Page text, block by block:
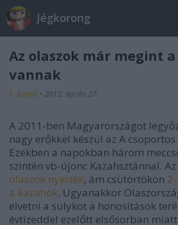
Jégkorong
Az olaszok már megint
vannak
F. Kapus • 2012. április 27.
A 2011-ben Magyarországot
nagy erőkkel készül az A
Ezekben a napokban három
szintén vb-újonc Kazahsztánnal.
olaszok nyerték, ám csütörtökön
a kazahok. Ugyanakkor
elvetni a sulykot a honosítások
évtizeddel ezelőtt elsősorban